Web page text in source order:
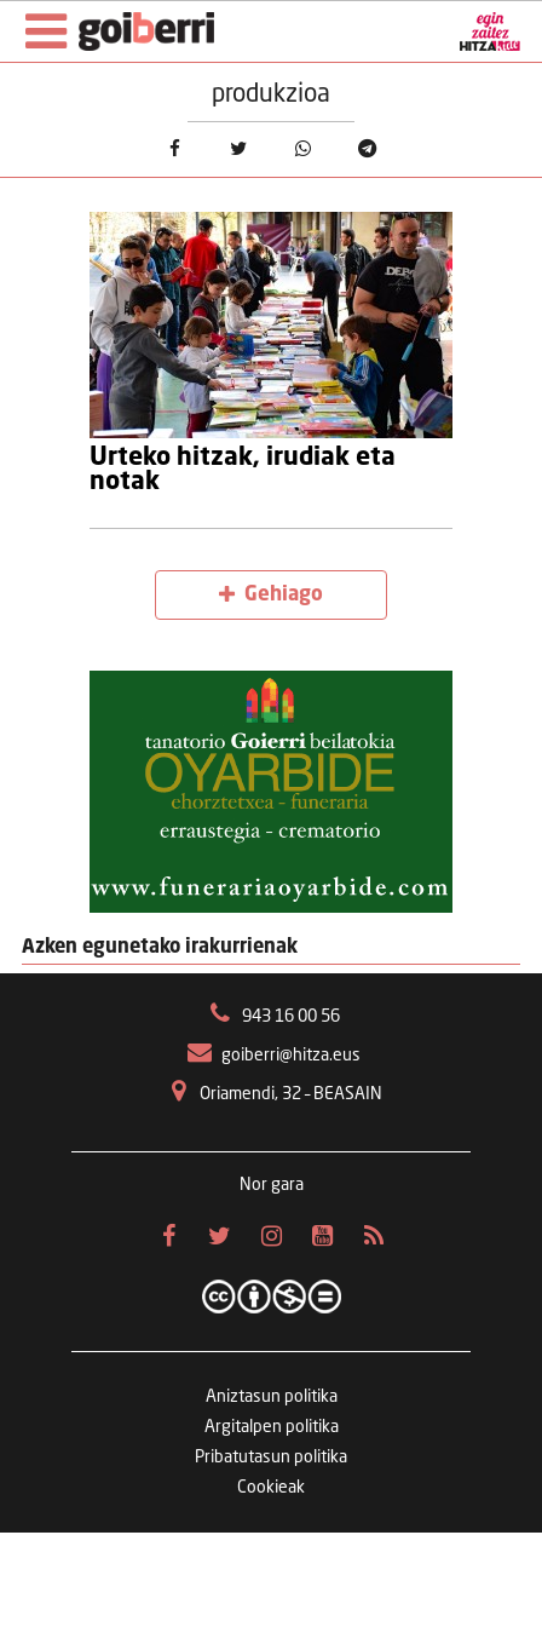
produkzioa
Urteko hitzak, irudiak eta
notak
Gehiago
Azken egunetako irakurrienak
943 16 00 56
goiberri@hitza.eus
Oriamendi, 32 – BEASAIN
Nor gara
Aniztasun politika
Argitalpen politika
Pribatutasun politika
Cookieak